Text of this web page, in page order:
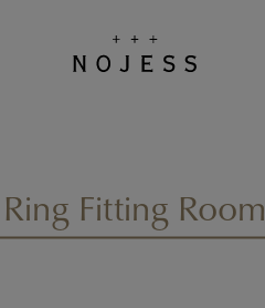
Ring Fitting Room